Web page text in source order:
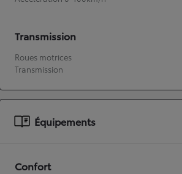
À partir de 19 700 €
Nouvelle Yaris Cross
HYBRIDE
Transmission
Roues motrices
Transmission
Équipements
Confort